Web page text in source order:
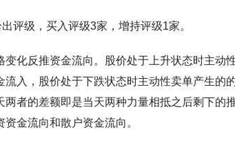
评级，买入评级3家，增持评级1家。
变化反推资金流向。股价处于上升状态时主动
入，股价处于下跌状态时主动性卖单产生的
两者的差额即是当天两种力量相抵之后剩下的
金流向和散户资金流向。